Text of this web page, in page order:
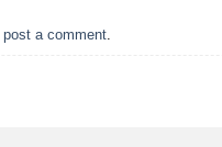
post a comment.